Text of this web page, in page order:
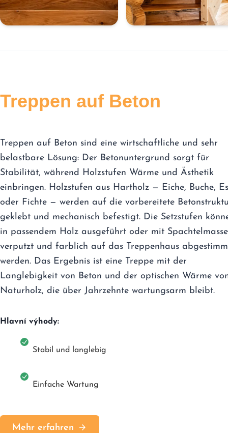
Treppen auf Beton
Treppen auf Beton sind eine wirtschaftliche und sehr
belastbare Lösung: Der Betonuntergrund sorgt für
Stabilität, während Holzstufen Wärme und Ästhetik
einbringen. Holzstufen aus Hartholz — Eiche, Buche,
oder Fichte — werden auf die vorbereitete
geklebt und mechanisch befestigt. Die Setzstufen
in passendem Holz ausgeführt oder mit Spachtelmasse
verputzt und farblich auf das Treppenhaus
werden. Das Ergebnis ist eine Treppe mit der
Langlebigkeit von Beton und der optischen Wärme
Naturholz, die über Jahrzehnte wartungsarm bleibt.
Hlavní výhody:
Stabil und langlebig
Einfache Wartung
Mehr erfahren